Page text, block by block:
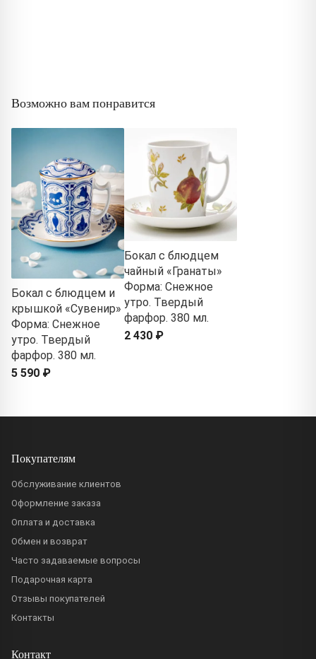
Возможно вам понравится
Бокал с блюдцем и
крышкой «Сувенир»
Форма: Снежное
утро. Твердый
фарфор. 380 мл.
5 590 ₽
Бокал с блюдцем
чайный «Гранаты»
Форма: Снежное
утро. Твердый
фарфор. 380 мл.
2 430 ₽
Покупателям
Обслуживание клиентов
Оформление заказа
Оплата и доставка
Обмен и возврат
Часто задаваемые вопросы
Подарочная карта
Отзывы покупателей
Контакты
Контакт